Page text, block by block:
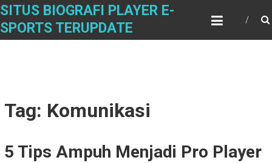
Skip
content
SITUS BIOGRAFI PLAYER E-
SPORTS TERUPDATE
Tag: Komunikasi
5 Tips Ampuh Menjadi Pro Player